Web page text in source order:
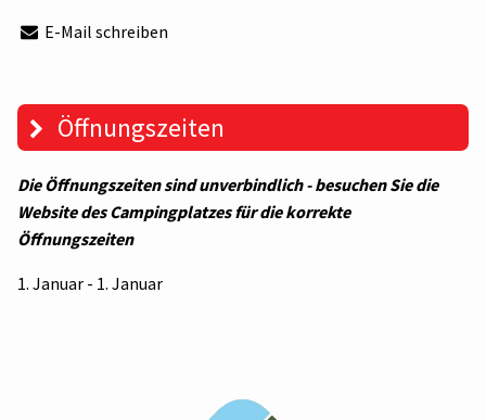
E-Mail schreiben
Öffnungszeiten
Die Öffnungszeiten sind unverbindlich - besuchen Sie die
Website des Campingplatzes für die korrekte
Öffnungszeiten
1. Januar - 1. Januar